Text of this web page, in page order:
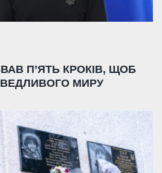
П’ЯТЬ КРОКІВ, ЩОБ
МИРУ